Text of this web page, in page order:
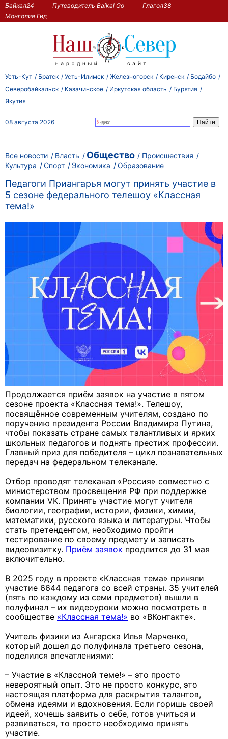
Байкал24 Путеводитель Baikal Go
Глагол38
Монголия Гид
Усть-Кут Братск Усть-Илимск Железногорск Киренск
Бодайбо
Северобайкальск
Казачинское Иркутская область
Бурятия
Якутия
08 августа 2026
Все новости Власть Общество
Происшествия
Культура
Спорт Экономика Образование
Педагоги Приангарья могут принять участие в
5 сезоне федерального телешоу «Классная
тема!»
Продолжается приём заявок на участие в пятом
сезоне проекта «Классная тема!». Телешоу,
посвящённое современным учителям, создано по
поручению президента России Владимира Путина,
чтобы показать стране самых талантливых и ярких
школьных педагогов и поднять престиж профессии.
Главный приз для победителя – цикл познавательных
передач на федеральном телеканале.
Отбор проводят телеканал «Россия» совместно с
министерством просвещения РФ при поддержке
компании VK. Принять участие могут учителя
биологии, географии, истории, физики, химии,
математики, русского языка и литературы. Чтобы
стать претендентом, необходимо пройти
тестирование по своему предмету и записать
видеовизитку. Приём заявок продлится до 31 мая
включительно.
В 2025 году в проекте «Классная тема» приняли
участие 6644 педагога со всей страны. 35 учителей
(пять по каждому из семи предметов) вышли в
полуфинал – их видеоуроки можно посмотреть в
сообществе «Классная тема!» во «ВКонтакте».
Учитель физики из Ангарска Илья Марченко,
который дошел до полуфинала третьего сезона,
поделился впечатлениями:
– Участие в «Классной теме!» – это просто
невероятный опыт. Это не просто конкурс, это
настоящая платформа для раскрытия талантов,
обмена идеями и вдохновения. Если горишь своей
идеей, хочешь заявить о себе, готов учиться и
развиваться, то просто необходимо принять
участие.